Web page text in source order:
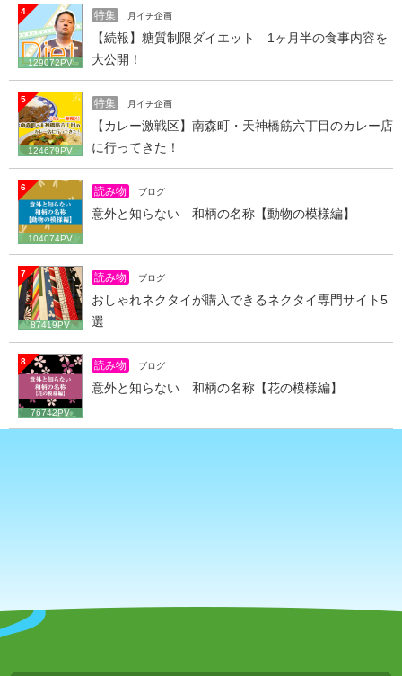
4
129072PV
特集 月イチ企画
【続報】糖質制限ダイエット 1ヶ月半の食事内容を
大公開！
5
124679PV
特集 月イチ企画
【カレー激戦区】南森町・天神橋筋六丁目のカレー店
に行ってきた！
6
104074PV
読み物 ブログ
意外と知らない 和柄の名称【動物の模様編】
7
87419PV
読み物 ブログ
おしゃれネクタイが購入できるネクタイ専門サイト5
選
8
76742PV
読み物 ブログ
意外と知らない 和柄の名称【花の模様編】